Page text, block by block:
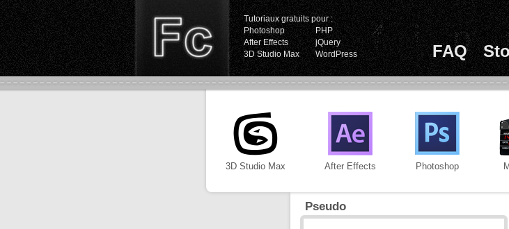
Tutoriaux gratuits pour :
Photoshop
PHP
After Effects
jQuery
3D Studio Max
WordPress FAQ
3D Studio Max After Effects Photoshop
Pseudo